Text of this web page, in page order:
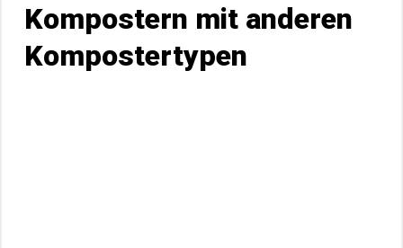
Kompostern mit anderen
Kompostertypen